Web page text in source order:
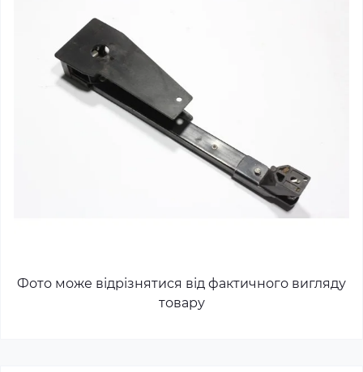
Фото може відрізнятися від фактичного вигляду
товару